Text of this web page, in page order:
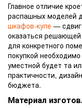
Главное отличие
распашных моделей
шкафов-купе —
оказаться
для конкретного
покупкой
уместной будет та
практичности,
бюджета.
Материал